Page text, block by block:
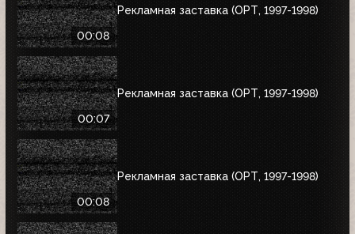
00:08
Рекламная заставка (ОРТ, 1997-1998)
00:07
Рекламная заставка (ОРТ, 1997-1998)
00:08
Рекламная заставка (ОРТ, 1997-1998)